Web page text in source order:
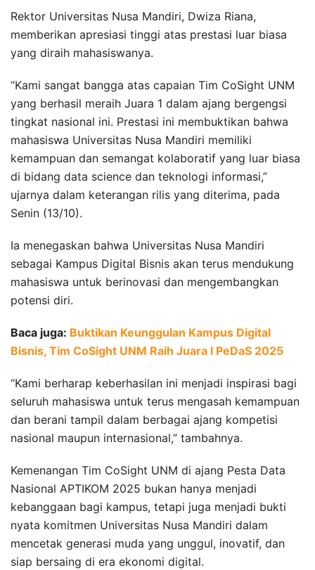
Rektor Universitas Nusa Mandiri, Dwiza Riana,
memberikan apresiasi tinggi atas prestasi luar biasa
yang diraih mahasiswanya.
“Kami sangat bangga atas capaian Tim CoSight UNM
yang berhasil meraih Juara 1 dalam ajang bergengsi
tingkat nasional ini. Prestasi ini membuktikan bahwa
mahasiswa Universitas Nusa Mandiri memiliki
kemampuan dan semangat kolaboratif yang luar biasa
di bidang data science dan teknologi informasi,”
ujarnya dalam keterangan rilis yang diterima, pada
Senin (13/10).
Ia menegaskan bahwa Universitas Nusa Mandiri
sebagai Kampus Digital Bisnis akan terus mendukung
mahasiswa untuk berinovasi dan mengembangkan
potensi diri.
Baca juga: Buktikan Keunggulan Kampus Digital
Bisnis, Tim CoSight UNM Raih Juara I PeDaS 2025
“Kami berharap keberhasilan ini menjadi inspirasi bagi
seluruh mahasiswa untuk terus mengasah kemampuan
dan berani tampil dalam berbagai ajang kompetisi
nasional maupun internasional,” tambahnya.
Kemenangan Tim CoSight UNM di ajang Pesta Data
Nasional APTIKOM 2025 bukan hanya menjadi
kebanggaan bagi kampus, tetapi juga menjadi bukti
nyata komitmen Universitas Nusa Mandiri dalam
mencetak generasi muda yang unggul, inovatif, dan
siap bersaing di era ekonomi digital.